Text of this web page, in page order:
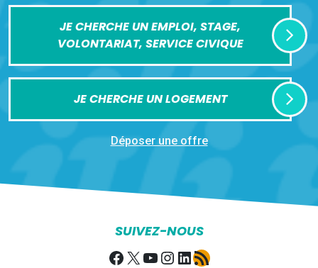
JE CHERCHE UN EMPLOI, STAGE,
VOLONTARIAT, SERVICE CIVIQUE
JE CHERCHE UN LOGEMENT
Déposer une offre
SUIVEZ-NOUS
Facebook
X YouTube
Instagram
LinkedIn
Flux RSS